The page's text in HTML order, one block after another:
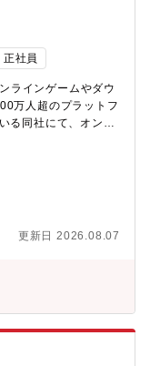
感がやりがいに繋が
の推進」「多様な人
シティ推進方針の3
育てを応援する社会
て、 2018年9月より
1ヶ月以上の育児休
取得、女性社員の
有のスピード向上
1 月期 ---
年度有価証券報
financial/library/
正社員
ラインゲームやダウ
万人超のプラットフ
る同社にて、オンラ
ョンを募集しま
スの企画・立ち上
業体制の組成、契
フェーズにおける
ともに）・運用フ
えて担当業務を調
グループの中核企
ラットフォーム
としては運営10周年
規ユーザーのさら
更新日 2026.08.07